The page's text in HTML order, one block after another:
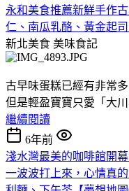
永和美食推薦新鮮手作
仁、南瓜乳酪、黃金起
新北美食 美味食記
古早味蛋糕已經有非常
但是輕盈寶寶只愛「大川
繼續閱讀
6年前
淺水灣最美的咖啡館開
一波波打上來，心情真